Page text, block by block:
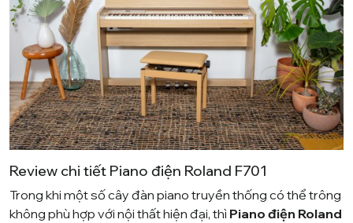
Review chi tiết Piano điện Roland F701
Trong khi một số cây đàn piano truyền thống có thể trông
không phù hợp với nội thất hiện đại, thì Piano điện Roland